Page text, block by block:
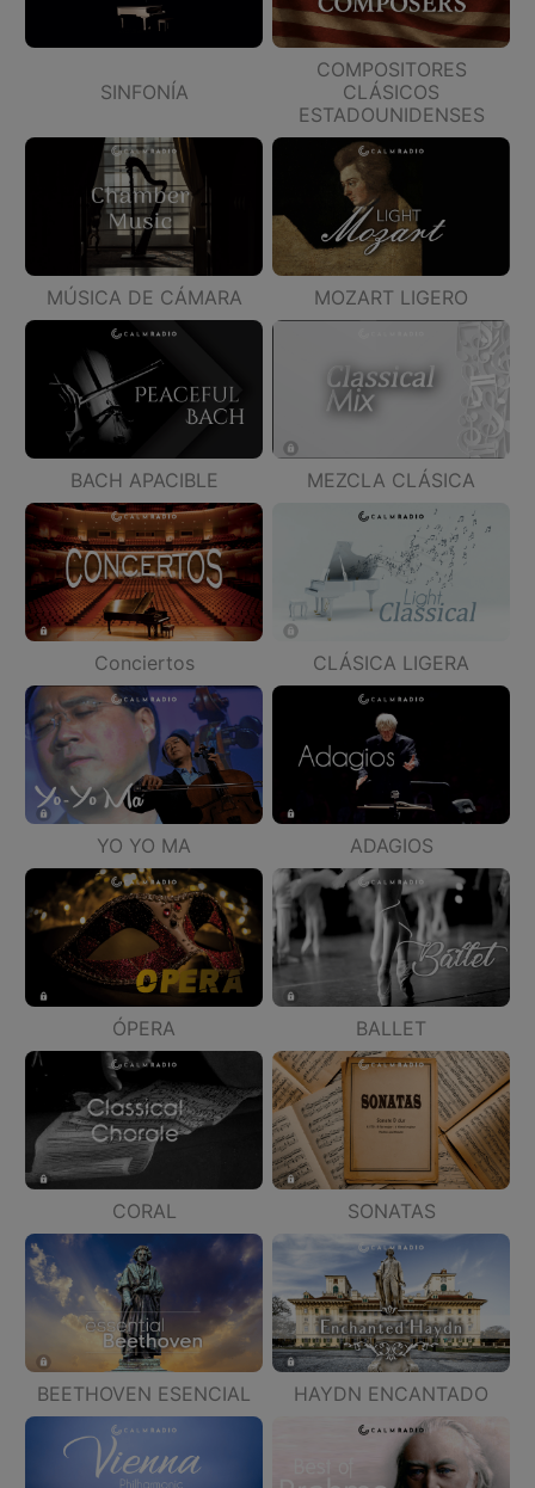
SINFONÍA
COMPOSITORES
CLÁSICOS
ESTADOUNIDENSES
MÚSICA DE CÁMARA MOZART LIGERO
BACH APACIBLE MEZCLA CLÁSICA
Conciertos CLÁSICA LIGERA
YO YO MA ADAGIOS
ÓPERA BALLET
CORAL SONATAS
BEETHOVEN ESENCIAL HAYDN ENCANTADO